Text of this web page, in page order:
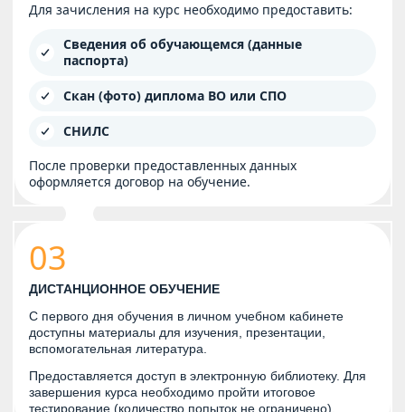
Для зачисления на курс необходимо предоставить:
Сведения об обучающемся (данные
паспорта)
Скан (фото) диплома ВО или СПО
СНИЛС
После проверки предоставленных данных
оформляется договор на обучение.
03
ДИСТАНЦИОННОЕ ОБУЧЕНИЕ
С первого дня обучения в личном учебном кабинете
доступны материалы для изучения, презентации,
вспомогательная литература.
Предоставляется доступ в электронную библиотеку. Для
завершения курса необходимо пройти итоговое
тестирование (количество попыток не ограничено).